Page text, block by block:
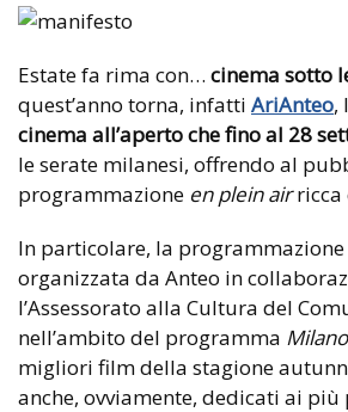
Estate fa rima con… cinema sotto
quest’anno torna, infatti AriAnteo,
cinema all’aperto che fino al 28
le serate milanesi, offrendo al
programmazione en plein airricca
In particolare, la programmazione
organizzata da Anteo in
l’Assessorato alla Cultura del
nell’ambito del programma
migliori film della stagione
anche, ovviamente, dedicati ai più